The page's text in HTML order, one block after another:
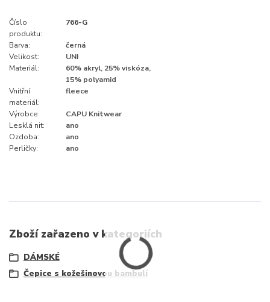
Číslo
produktu:
766-G
Barva:
černá
Velikost:
UNI
Materiál:
60% akryl, 25% viskóza,
15% polyamid
Vnitřní
materiál:
fleece
Výrobce:
CAPU Knitwear
Lesklá nit:
ano
Ozdoba:
ano
Perličky:
ano
Zboží zařazeno v kategoriích
DÁMSKÉ
Čepice s kožešinovou bambulí